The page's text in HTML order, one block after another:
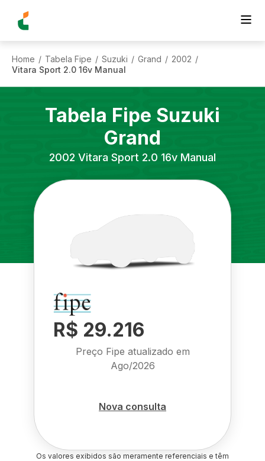
Home / Tabela Fipe / Suzuki / Grand / 2002 /
Vitara Sport 2.0 16v Manual
Tabela Fipe Suzuki
Grand
2002 Vitara Sport 2.0 16v Manual
R$ 29.216
Preço Fipe atualizado em
Ago/2026
Nova consulta
Os valores exibidos são meramente referenciais e têm